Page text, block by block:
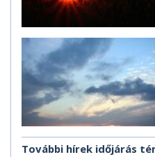
További hírek időjárás